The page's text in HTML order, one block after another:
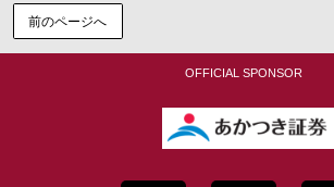
前のページへ
OFFICIAL SPONSOR